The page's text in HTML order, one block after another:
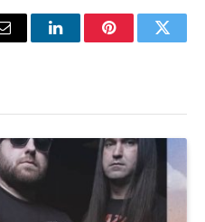
Email LinkedInPinterest